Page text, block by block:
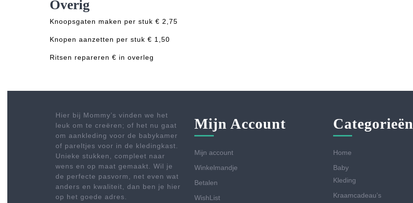
Overig
Knoopsgaten maken per stuk € 2,75
Knopen aanzetten per stuk € 1,50
Ritsen repareren € in overleg
Hier bij Mommy’s vinden we het
leuk om te creëren; of het nu gaat
om aankleding voor de babykamer
of pareltjes voor in de kledingkast.
Unieke stukken, compleet naar
wens en op maat gemaakt. Wil je
de perfecte pasvorm, net even wat
anders en kwaliteit, dan ben je hier
op het goede adres.
Mijn Account
Mijn account
Winkelmandje
Betalen
WishList
Categorieën
Home
Baby
Kleding
Kraamcadeau’s